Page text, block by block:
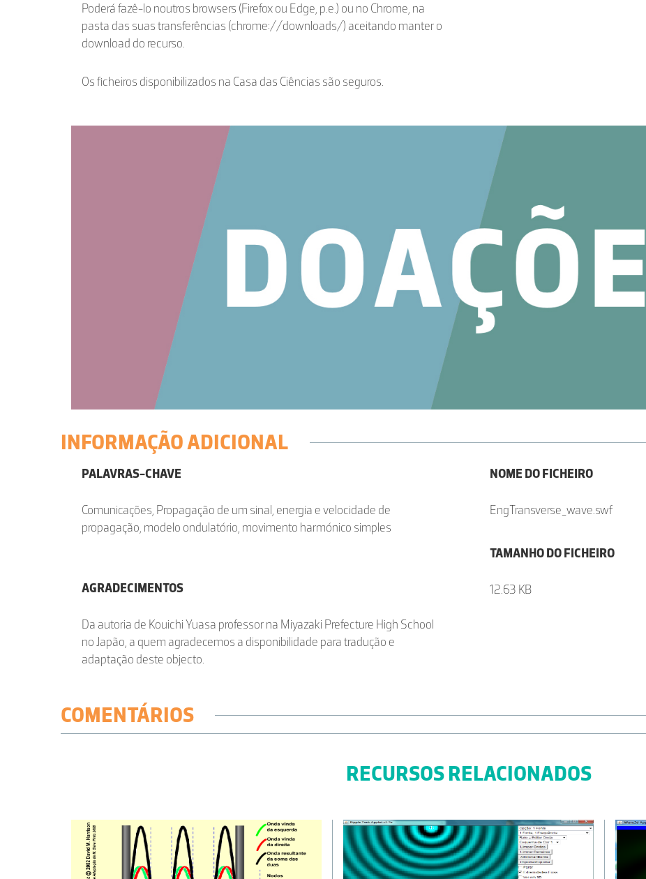
Poderá fazê-lo noutros browsers (Firefox ou Edge, p.e.) ou no Chrome, na
pasta das suas transferências (chrome://downloads/) aceitando manter o
download do recurso.
Os ficheiros disponibilizados na Casa das Ciências são seguros.
INFORMAÇÃO ADICIONAL
PALAVRAS-CHAVE
Comunicações, Propagação de um sinal, energia e velocidade de
propagação, modelo ondulatório, movimento harmónico simples
AGRADECIMENTOS
Da autoria de Kouichi Yuasa professor na Miyazaki Prefecture High School
no Japão, a quem agradecemos a disponibilidade para tradução e
adaptação deste objecto.
NOME DO FICHEIRO
EngTransverse_wave.swf
TAMANHO DO FICHEIRO
12.63 KB
COMENTÁRIOS
RECURSOS RELACIONADOS